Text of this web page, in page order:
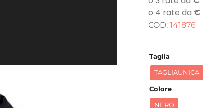
COD: 141876
Taglia
TAGLIAUNICA
Colore
NERO